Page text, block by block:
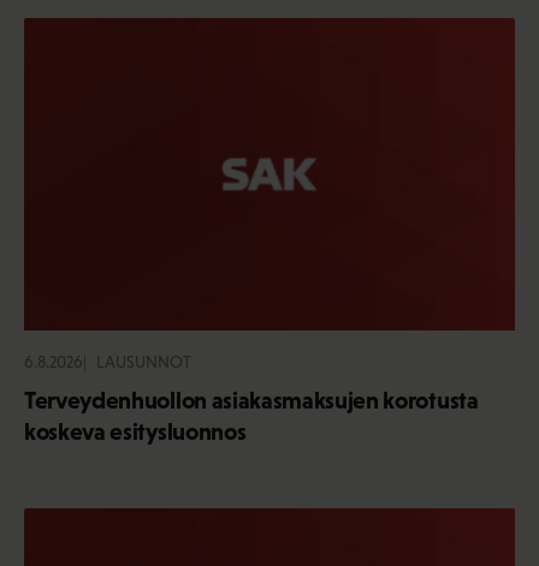
6.8.2026 LAUSUNNOT
Terveydenhuollon asiakasmaksujen korotusta
koskeva esitysluonnos